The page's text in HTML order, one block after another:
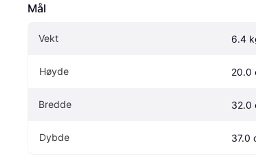
Mål
Vekt 6.4
Høyde 20.0
Bredde 32.0
Dybde 37.0